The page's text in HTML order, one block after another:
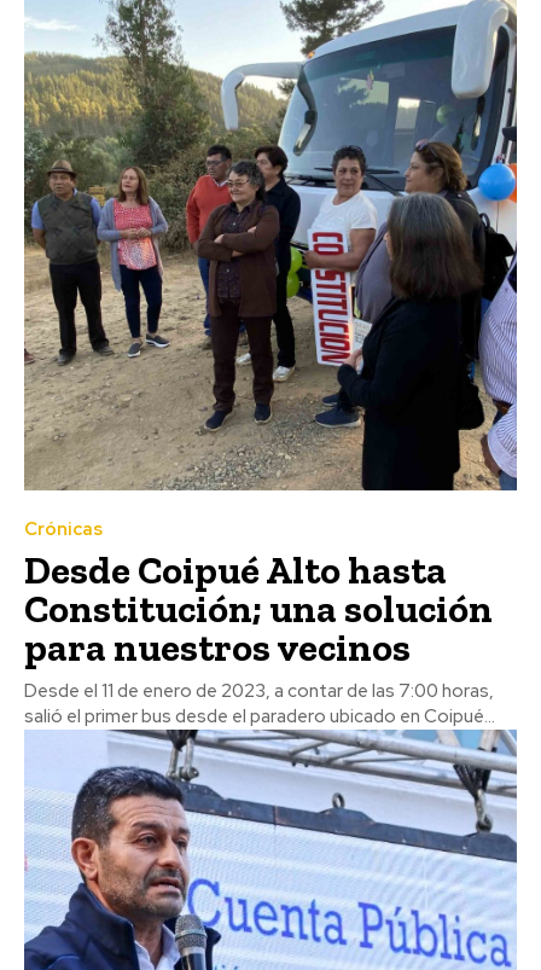
Crónicas
Desde Coipué Alto hasta
Constitución; una solución
para nuestros vecinos
Desde el 11 de enero de 2023, a contar de las 7:00 horas,
salió el primer bus desde el paradero ubicado en Coipué...